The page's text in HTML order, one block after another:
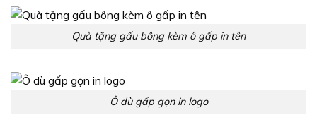
Quà tặng gấu bông kèm ô gấp in tên
Ô dù gấp gọn in logo